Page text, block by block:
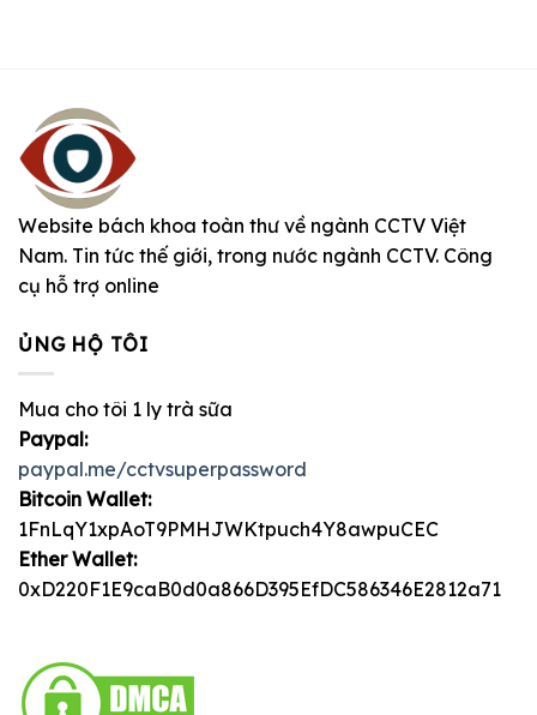
Website bách khoa toàn thư về ngành CCTV Việt
Nam. Tin tức thế giới, trong nước ngành CCTV. Công
cụ hỗ trợ online
ỦNG HỘ TÔI
Mua cho tôi 1 ly trà sữa
Paypal:
paypal.me/cctvsuperpassword
Bitcoin Wallet:
1FnLqY1xpAoT9PMHJWKtpuch4Y8awpuCEC
Ether Wallet:
0xD220F1E9caB0d0a866D395EfDC586346E2812a71